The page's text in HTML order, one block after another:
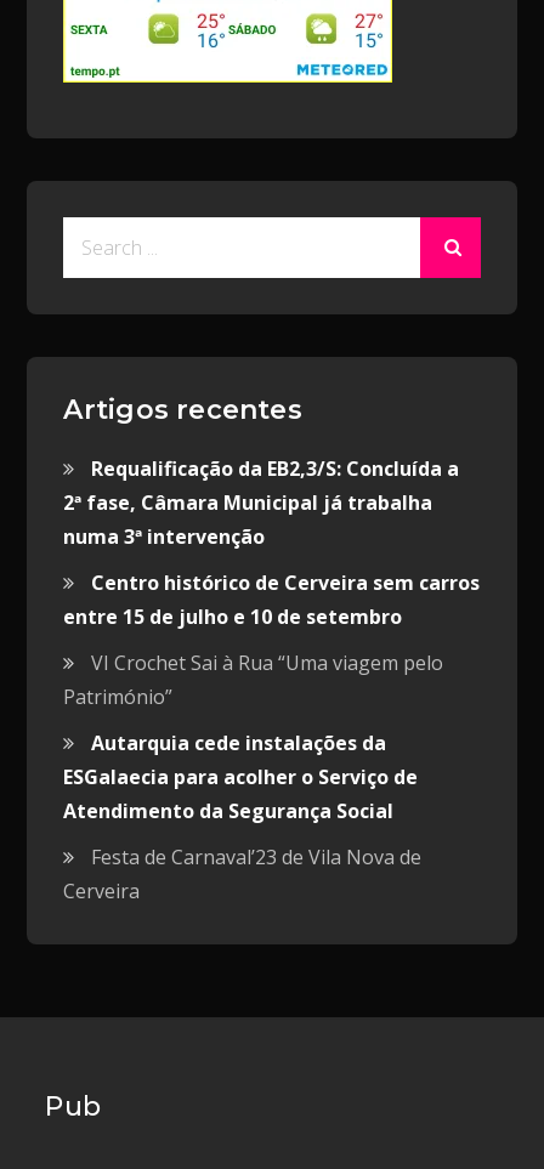
Artigos recentes
Requalificação da EB2,3/S: Concluída a
2ª fase, Câmara Municipal já trabalha
numa 3ª intervenção
Centro histórico de Cerveira sem carros
entre 15 de julho e 10 de setembro
VI Crochet Sai à Rua “Uma viagem pelo
Património”
Autarquia cede instalações da
ESGalaecia para acolher o Serviço de
Atendimento da Segurança Social
Festa de Carnaval’23 de Vila Nova de
Cerveira
Pub